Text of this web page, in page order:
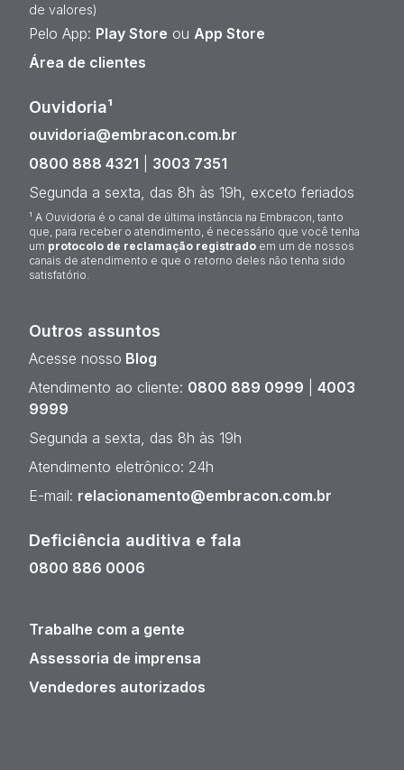
de valores)
Pelo App: Play Store ou App Store
Área de clientes
Ouvidoria¹
ouvidoria@embracon.com.br
0800 888 4321
3003 7351
Segunda a sexta, das 8h às 19h, exceto feriados
¹ A Ouvidoria é o canal de última instância na Embracon, tanto
que, para receber o atendimento, é necessário que você tenha
um protocolo de reclamação registrado em um de nossos
canais de atendimento e que o retorno deles não tenha sido
satisfatório.
Outros assuntos
Acesse nosso Blog
Atendimento ao cliente: 0800 889 0999
4003
9999
Segunda a sexta, das 8h às 19h
Atendimento eletrônico: 24h
E-mail: relacionamento@embracon.com.br
Deficiência auditiva e fala
0800 886 0006
Trabalhe com a gente
Assessoria de imprensa
Vendedores autorizados